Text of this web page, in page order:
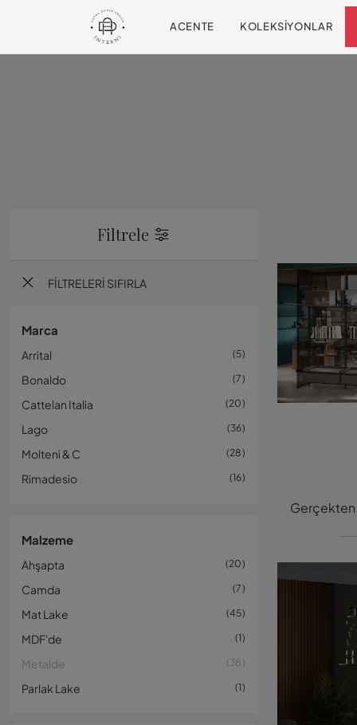
ACENTE KOLEKSIYONLAR
Filtrele
FILTRELERI SIFIRLA
Marca
Arrital 5
Bonaldo 7
Cattelan Italia 20
Lago 36
Molteni & C 28
Rimadesio 16
Malzeme
Ahşapta 20
Camda 7
Mat Lake 45
MDF'de 1
Metalde 38
Parlak Lake 1